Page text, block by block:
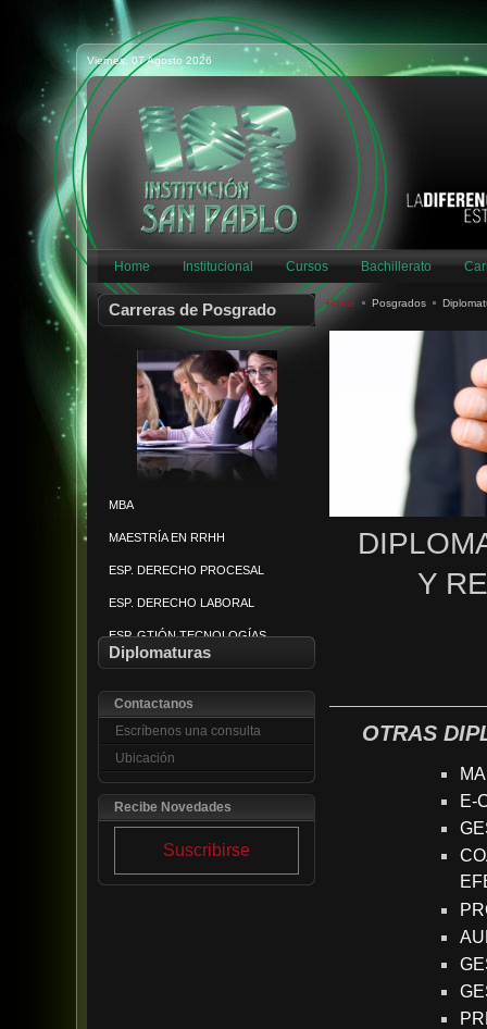
Viernes, 07 Agosto 2026
Home Institucional Cursos Bachillerato
Carreras de Posgrado
MBA
MAESTRÍA EN RRHH
ESP. DERECHO PROCESAL
ESP. DERECHO LABORAL
ESP. GTIÓN TECNOLOGÍAS
Diplomaturas
GTIÓN OMNICANAL CLIENTE
COACHING ORGANIZACIONAL
PROJECT MANAGEMENT
AUDITORÍA Y CONTABILIDAD
GTIÓN CAPITAL HUMANO
GTIÓN DEPORTIVA
PREVENCIÓN RIESG INDUST
SMART CITIES
INTEGRACIÓN EDUCATIVA
FUND. UNIDAD PEDAGÓGICA
DER PROCESAL CIVIL GRAL
DER PROCESAL CIVIL ESP
PROTECC DERECHO SALUD
SEGURIDAD PRIV Y CORP
Contactanos
Escríbenos una consulta
Ubicación
Recibe Novedades
Suscribirse
Home Posgrados
Y
OTRAS
E-